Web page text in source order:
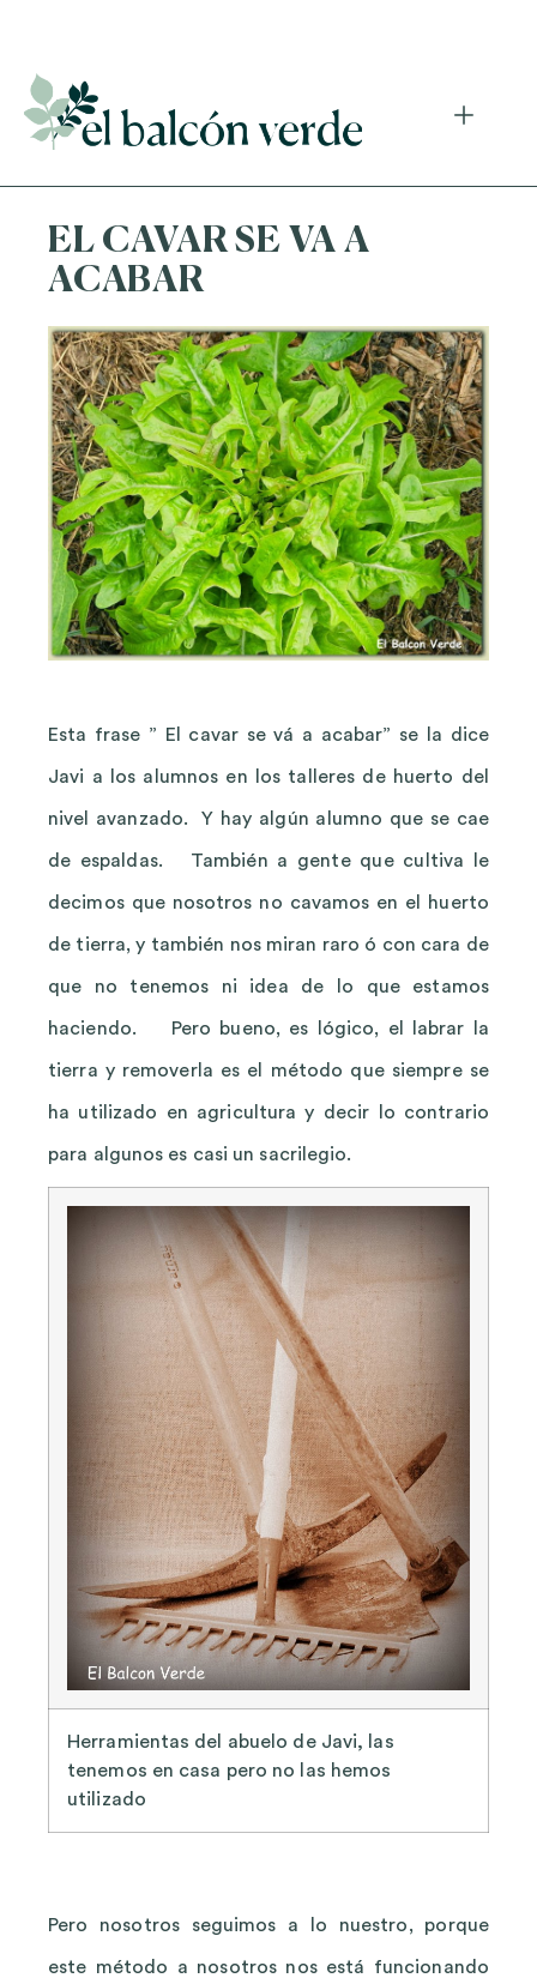
EL CAVAR SE VA A
ACABAR
Esta frase ” El cavar se vá a acabar” se la dice
Javi a los alumnos en los talleres de huerto del
nivel avanzado. Y hay algún alumno que se cae
de espaldas. También a gente que cultiva le
decimos que nosotros no cavamos en el huerto
de tierra, y también nos miran raro ó con cara de
que no tenemos ni idea de lo que estamos
haciendo. Pero bueno, es lógico, el labrar la
tierra y removerla es el método que siempre se
ha utilizado en agricultura y decir lo contrario
para algunos es casi un sacrilegio.
Herramientas del abuelo de Javi, las
tenemos en casa pero no las hemos
utilizado
Pero nosotros seguimos a lo nuestro, porque
este método a nosotros nos está funcionando